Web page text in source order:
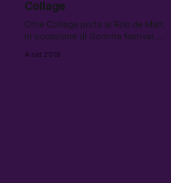
Collage
Oltre Collage porta al Rob de Matt,
in occasione di Gomma festival,
foto dei quartieri di Milano, e un
4 set 2019